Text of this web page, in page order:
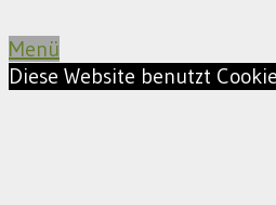
Menü
Diese Website benutzt